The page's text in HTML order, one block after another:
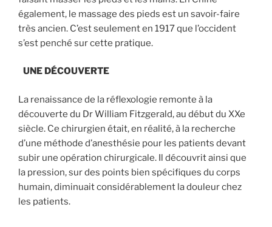
également, le massage des pieds est un savoir-faire
très ancien. C’est seulement en 1917 que l’occident
s’est penché sur cette pratique.
UNE DÉCOUVERTE
La renaissance de la réflexologie remonte à la
découverte du Dr William Fitzgerald, au début du XXe
siècle. Ce chirurgien était, en réalité, à la recherche
d’une méthode d’anesthésie pour les patients devant
subir une opération chirurgicale. Il découvrit ainsi que
la pression, sur des points bien spécifiques du corps
humain, diminuait considérablement la douleur chez
les patients.